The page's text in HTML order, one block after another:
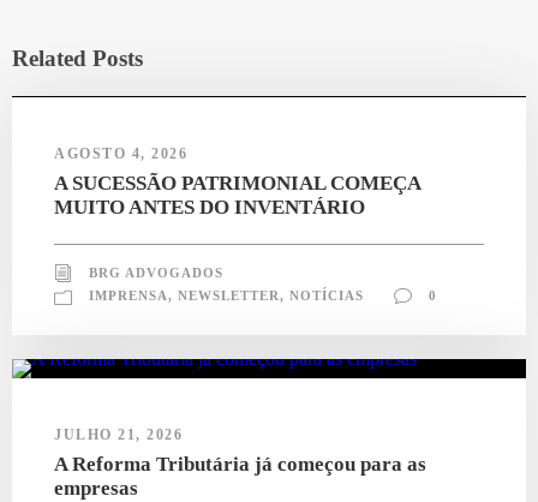
Related Posts
AGOSTO 4, 2026
A SUCESSÃO PATRIMONIAL COMEÇA
MUITO ANTES DO INVENTÁRIO
BRG ADVOGADOS
IMPRENSA, NEWSLETTER, NOTÍCIAS 0
JULHO 21, 2026
A Reforma Tributária já começou para as
empresas